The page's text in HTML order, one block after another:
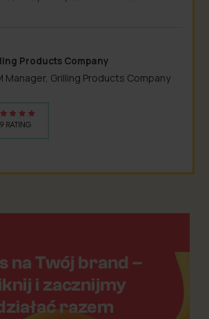
Products Company
Manager, Grilling Products Company
na Twój brand –
i zacznijmy
razem